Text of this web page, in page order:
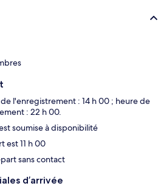
l'enregistrement : 14 h 00 ; heure de
: 22 h 00.
soumise à disponibilité
est 11 h 00
sans contact
d’arrivée